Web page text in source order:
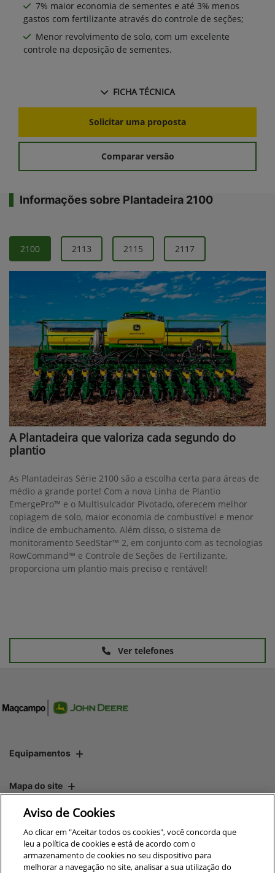
7% maior economia de sementes e até 3% menos
gastos com fertilizante através do controle de seções;
Menor revolvimento de solo, com um excelente
controle na deposição de sementes.
FICHA TÉCNICA
Solicitar uma proposta
Comparar versão
Informações sobre Plantadeira 2100
2100 2113 2115 2117
A Plantadeira que valoriza cada segundo do
plantio
As Plantadeiras Série 2100 são a escolha certa para áreas de
médio a grande porte! Com a nova Linha de Plantio
EmergePro™ e o Multisulcador Pivotado, oferecem melhor
copiagem de solo, maior economia de combustível e menor
índice de embuchamento. Além disso, o sistema de
monitoramento SeedStar™ 2, em conjunto com as tecnologias
RowCommand™ e Controle de Seções de Fertilizante,
proporciona um plantio mais preciso e rentável!
Ver telefones
Equipamentos
Mapa do site
Política de privacidade
CNPJ: 00.970.771/0019-30
Aviso de Cookies
Ao clicar em "Aceitar todos os cookies", você concorda que
leu a política de cookies e está de acordo com o
armazenamento de cookies no seu dispositivo para
melhorar a navegação no site, analisar a sua utilização do